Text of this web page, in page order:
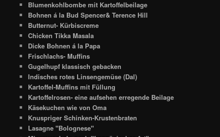
Blumenkohlbombe mit Kartoffelbeilage
Bohnen á la Bud Spencer& Terence Hill
Butternut- Kürbiscreme
Chicken Tikka Masala
Dicke Bohnen á la Papa
Frischlachs- Muffins
Gugelhupf klassisch gebacken
Indisches rotes Linsengemüse (Dal)
Kartoffel-Muffins mit Füllung
Kartoffelrosen- eine aufsehen erregende Beilage
Käsekuchen wie von Oma
Knuspriger Schinken-Krustenbraten
Lasagne "Bolognese"